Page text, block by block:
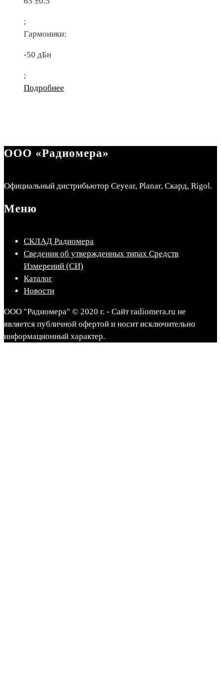
;
Гармоники:
-50 дБн
;
Подробнее
ООО «Радиомера»
Официальный дистрибьютор Ceyear, Planar, Скард, Rigol.
Меню
СКЛАД Радиомера
Сведения об утвержденных типах Средств
Измерений (СИ)
Каталог
Новости
ООО "Радиомера" © 2020 г. - Сайт radiomera.ru не
является публичной офертой и носит исключительно
информационный характер.